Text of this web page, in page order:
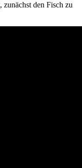
zunächst den Fisch zu